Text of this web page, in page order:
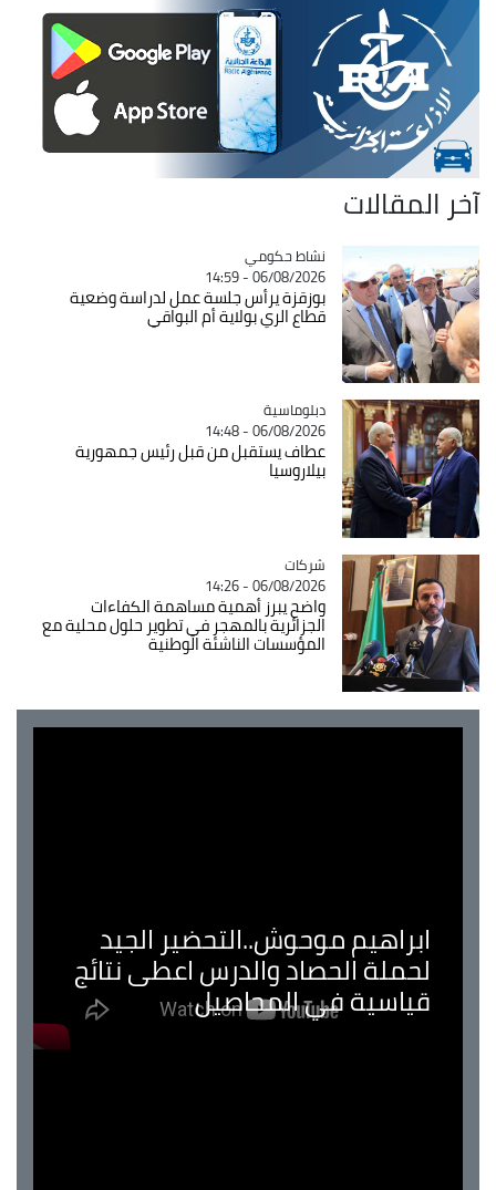
آخر المقالات
Catégorie
نشاط حكومي
06/08/2026 - 14:59
بوزقزة يرأس جلسة عمل لدراسة وضعية
قطاع الري بولاية أم البواقي
Catégorie
دبلوماسية
06/08/2026 - 14:48
عطاف يستقبل من قبل رئيس جمهورية
بيلاروسيا
Catégorie
شركات
06/08/2026 - 14:26
واضح يبرز أهمية مساهمة الكفاءات
الجزائرية بالمهجر في تطوير حلول محلية مع
المؤسسات الناشئة الوطنية
ابراهيم موحوش..التحضير الجيد
لحملة الحصاد والدرس اعطى نتائج
قياسية في المحاصيل